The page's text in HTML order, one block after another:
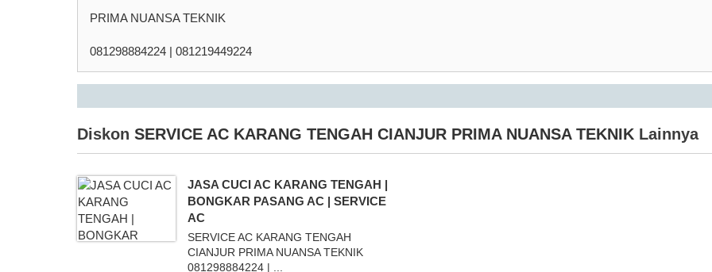
PRIMA NUANSA TEKNIK
081298884224 | 081219449224
Diskon SERVICE AC KARANG TENGAH CIANJUR PRIMA NUANSA TEKNIK Lainnya
JASA CUCI AC KARANG TENGAH |
BONGKAR PASANG AC | SERVICE
AC
SERVICE AC KARANG TENGAH
CIANJUR PRIMA NUANSA TEKNIK
081298884224 | ...